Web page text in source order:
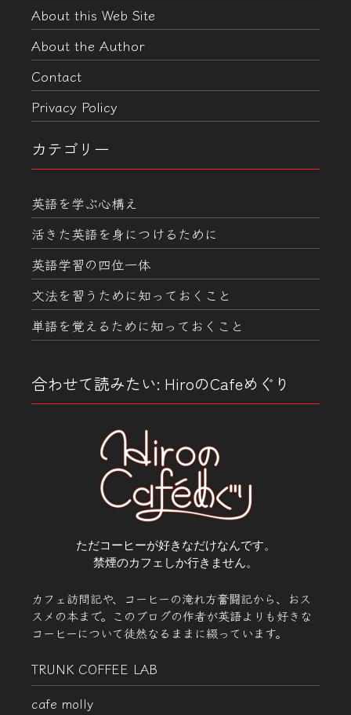
About this Web Site
About the Author
Contact
Privacy Policy
カテゴリー
英語を学ぶ心構え
活きた英語を身につけるために
英語学習の四位一体
文法を習うために知っておくこと
単語を覚えるために知っておくこと
合わせて読みたい: HiroのCafeめぐり
ただコーヒーが好きなだけなんです。
禁煙のカフェしか行きません。
カフェ訪問記や、コーヒーの淹れ方奮闘記から、おス
スメの本まで。このブログの作者が英語よりも好きな
コーヒーについて徒然なるままに綴っています。
TRUNK COFFEE LAB
cafe molly